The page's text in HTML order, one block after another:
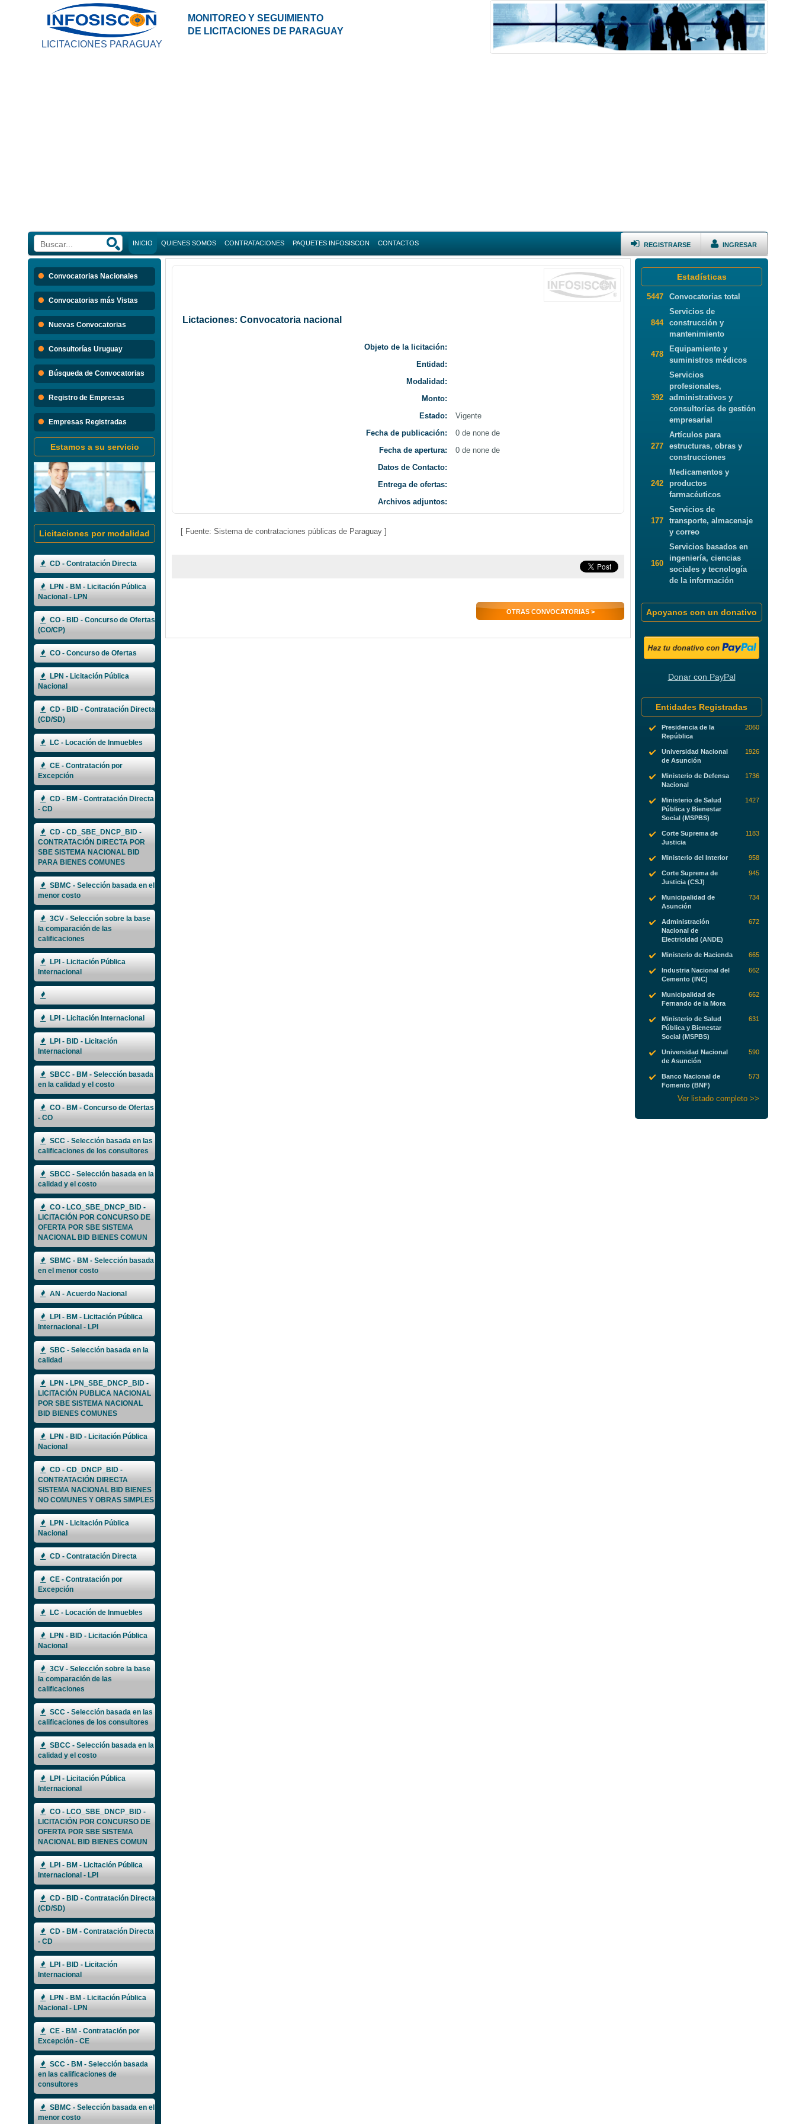
LICITACIONES PARAGUAY
MONITOREO Y SEGUIMIENTO
DE LICITACIONES DE PARAGUAY
INICIO QUIENES SOMOS CONTRATACIONES
Búsqueda
PAQUETES INFOSISCON CONTACTOS INGRESAR
REGISTRARSE
Convocatorias Nacionales
Convocatorias más Vistas
Nuevas Convocatorias
Consultorías Uruguay
Búsqueda de Convocatorias
Registro de Empresas
Empresas Registradas
Estamos a su servicio
Licitaciones por modalidad
CD - Contratación Directa
LPN - BM - Licitación Pública
Nacional - LPN
CO - BID - Concurso de Ofertas
(CO/CP)
CO - Concurso de Ofertas
LPN - Licitación Pública
Nacional
CD - BID - Contratación Directa
(CD/SD)
LC - Locación de Inmuebles
CE - Contratación por
Excepción
CD - BM - Contratación Directa
- CD
CD - CD_SBE_DNCP_BID -
CONTRATACIÓN DIRECTA POR
SBE SISTEMA NACIONAL BID
PARA BIENES COMUNES
SBMC - Selección basada en el
menor costo
3CV - Selección sobre la base
la comparación de las
calificaciones
LPI - Licitación Pública
Internacional
LPI - Licitación Internacional
LPI - BID - Licitación
Internacional
SBCC - BM - Selección basada
en la calidad y el costo
CO - BM - Concurso de Ofertas
- CO
SCC - Selección basada en las
calificaciones de los consultores
SBCC - Selección basada en la
calidad y el costo
CO - LCO_SBE_DNCP_BID -
LICITACIÓN POR CONCURSO DE
OFERTA POR SBE SISTEMA
NACIONAL BID BIENES COMUN
SBMC - BM - Selección basada
en el menor costo
AN - Acuerdo Nacional
LPI - BM - Licitación Pública
Internacional - LPI
SBC - Selección basada en la
calidad
LPN - LPN_SBE_DNCP_BID -
LICITACIÓN PUBLICA NACIONAL
POR SBE SISTEMA NACIONAL
BID BIENES COMUNES
LPN - BID - Licitación Pública
Nacional
CD - CD_DNCP_BID -
CONTRATACIÓN DIRECTA
SISTEMA NACIONAL BID BIENES
NO COMUNES Y OBRAS SIMPLES
LPN - Licitación Pública
Nacional
CD - Contratación Directa
CE - Contratación por
Excepción
LC - Locación de Inmuebles
LPN - BID - Licitación Pública
Nacional
3CV - Selección sobre la base
la comparación de las
calificaciones
SCC - Selección basada en las
calificaciones de los consultores
SBCC - Selección basada en la
calidad y el costo
LPI - Licitación Pública
Internacional
CO - LCO_SBE_DNCP_BID -
LICITACIÓN POR CONCURSO DE
OFERTA POR SBE SISTEMA
NACIONAL BID BIENES COMUN
LPI - BM - Licitación Pública
Internacional - LPI
CD - BID - Contratación Directa
(CD/SD)
CD - BM - Contratación Directa
- CD
LPI - BID - Licitación
Internacional
LPN - BM - Licitación Pública
Nacional - LPN
CE - BM - Contratación por
Excepción - CE
SCC - BM - Selección basada
en las calificaciones de
consultores
SBMC - Selección basada en el
menor costo
Lictaciones: Convocatoria nacional
Objeto de la licitación:
Entidad:
Modalidad:
Monto:
Estado:
Vigente
Fecha de publicación:
0 de none de
Fecha de apertura:
0 de none de
Datos de Contacto:
Entrega de ofertas:
Archivos adjuntos:
[ Fuente: Sistema de contrataciones públicas de Paraguay ]
OTRAS CONVOCATORIAS >
Estadísticas
5447 Convocatorias total
844
Servicios de
construcción y
mantenimiento
478
Equipamiento y
suministros médicos
392
Servicios
profesionales,
administrativos y
consultorías de gestión
empresarial
277
Artículos para
estructuras, obras y
construcciones
242
Medicamentos y
productos
farmacéuticos
177
Servicios de
transporte, almacenaje
y correo
160
Servicios basados en
ingeniería, ciencias
sociales y tecnología
de la información
Apoyanos con un donativo
Donar con PayPal
Entidades Registradas
Presidencia de la
República
2060
Universidad Nacional
de Asunción
1926
Ministerio de Defensa
Nacional
1736
Ministerio de Salud
Pública y Bienestar
Social (MSPBS)
1427
Corte Suprema de
Justicia
1183
Ministerio del Interior 958
Corte Suprema de
Justicia (CSJ)
945
Municipalidad de
Asunción
734
Administración
Nacional de
Electricidad (ANDE)
672
Ministerio de Hacienda 665
Industria Nacional del
Cemento (INC)
662
Municipalidad de
Fernando de la Mora
662
Ministerio de Salud
Pública y Bienestar
Social (MSPBS)
631
Universidad Nacional
de Asunción
590
Banco Nacional de
Fomento (BNF)
573
Ver listado completo >>